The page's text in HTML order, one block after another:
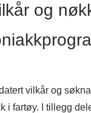
og
vilkår og
i fartøy. I tillegg